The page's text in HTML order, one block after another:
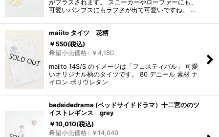
がプラスされます。 スニーカーやローファーにも、
可愛いパンプスにもラフさが出て可愛いですね。 …
maiito タイツ 花柄
￥550(税込)
希望小売価格: ￥4,180
maiito 14S/S のイメージは「フェスティバル」 可愛
いオリジナル柄のタイツです。 80 デニール 素材 ナ
イロン ポリウレタン
bedsidedrama (ベッドサイドドラマ）十二宮ののツ
イストレギンス grey
￥10,010(税込)
希望小売価格: ￥14,040